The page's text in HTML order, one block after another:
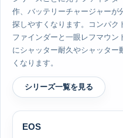
作、バッテリーチャージャーが
探しやすくなります。コンパク
ファインダーと一眼レフマウン
にシャッター耐久やシャッター
くなります。
シリーズ一覧を見る
EOS